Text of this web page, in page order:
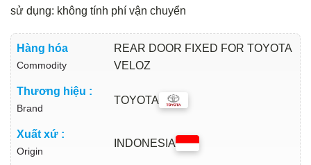
sử dụng: không tính phí vận chuyển
Hàng hóa
Commodity
REAR DOOR FIXED FOR TOYOTA
VELOZ
Thương hiệu :
Brand
TOYOTA
Xuất xứ :
Origin
INDONESIA